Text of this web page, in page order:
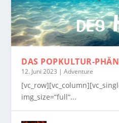
DAS POPKULTUR-
12. Juni 2023 |Adventure
img_size=“full“...